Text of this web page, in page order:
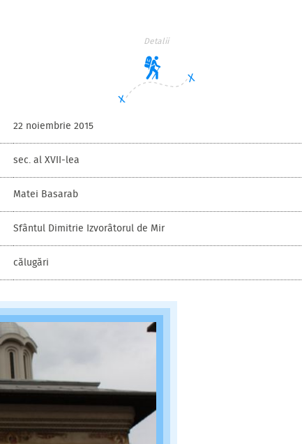
Detalii
22 noiembrie 2015
sec. al XVII-lea
Matei Basarab
Sfântul Dimitrie Izvorâtorul de Mir
călugări